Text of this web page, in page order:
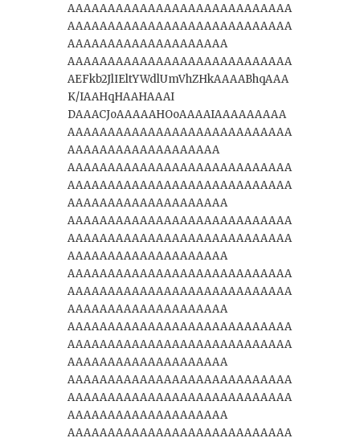
AAAAAAAAAAAAAAAAAAAAAAAAAAAA
AAAAAAAAAAAAAAAAAAAAAAAAAAAA
AAAAAAAAAAAAAAAAAAAA
AAAAAAAAAAAAAAAAAAAAAAAAAAAA
AEFkb2JlIEltYWdlUmVhZHkAAAABhqAAA
K/IAAHqHAAHAAAI
DAAACJoAAAAAHOoAAAAIAAAAAAAAA
AAAAAAAAAAAAAAAAAAAAAAAAAAAA
AAAAAAAAAAAAAAAAAAA
AAAAAAAAAAAAAAAAAAAAAAAAAAAA
AAAAAAAAAAAAAAAAAAAAAAAAAAAA
AAAAAAAAAAAAAAAAAAAA
AAAAAAAAAAAAAAAAAAAAAAAAAAAA
AAAAAAAAAAAAAAAAAAAAAAAAAAAA
AAAAAAAAAAAAAAAAAAAA
AAAAAAAAAAAAAAAAAAAAAAAAAAAA
AAAAAAAAAAAAAAAAAAAAAAAAAAAA
AAAAAAAAAAAAAAAAAAAA
AAAAAAAAAAAAAAAAAAAAAAAAAAAA
AAAAAAAAAAAAAAAAAAAAAAAAAAAA
AAAAAAAAAAAAAAAAAAAA
AAAAAAAAAAAAAAAAAAAAAAAAAAAA
AAAAAAAAAAAAAAAAAAAAAAAAAAAA
AAAAAAAAAAAAAAAAAAAA
AAAAAAAAAAAAAAAAAAAAAAAAAAAA